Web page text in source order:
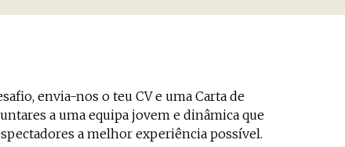
envia-nos o teu CV e uma Carta de
a uma equipa jovem e dinâmica que
a melhor experiência possível.